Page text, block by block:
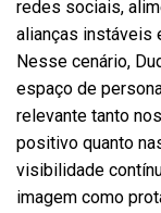
redes sociais,
alianças instáveis
Nesse cenário,
espaço de
relevante tanto
positivo quanto
visibilidade
imagem como